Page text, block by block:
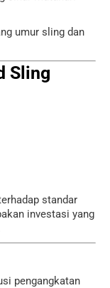
umur sling dan
Sling
standar
investasi yang
pengangkatan